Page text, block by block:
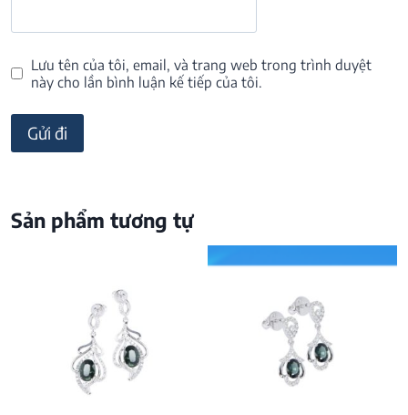
Lưu tên của tôi, email, và trang web trong trình duyệt
này cho lần bình luận kế tiếp của tôi.
Sản phẩm tương tự